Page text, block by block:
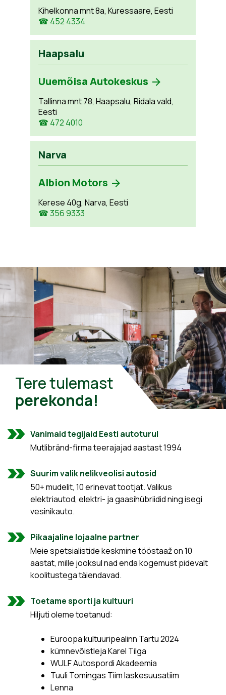
Kihelkonna mnt 8a, Kuressaare, Eesti
☎ 452 4334
Haapsalu
Uuemõisa Autokeskus
Tallinna mnt 78, Haapsalu, Ridala vald,
Eesti
☎ 472 4010
Narva
Albion Motors
Kerese 40g, Narva, Eesti
☎ 356 9333
Tere tulemast
perekonda!
Vanimaid tegijaid Eesti autoturul
Mutlibränd-firma teerajajad aastast 1994
Suurim valik nelikveolisi autosid
50+ mudelit, 10 erinevat tootjat. Valikus
elektriautod, elektri- ja gaasihübriidid ning isegi
vesinikauto.
Pikaajaline lojaalne partner
Meie spetsialistide keskmine tööstaaž on 10
aastat, mille jooksul nad enda kogemust pidevalt
koolitustega täiendavad.
Toetame sporti ja kultuuri
Hiljuti oleme toetanud:
Euroopa kultuuripealinn Tartu 2024
kümnevõistleja Karel Tilga
WULF Autospordi Akadeemia
Tuuli Tomingas Tiim laskesuusatiim
Lenna